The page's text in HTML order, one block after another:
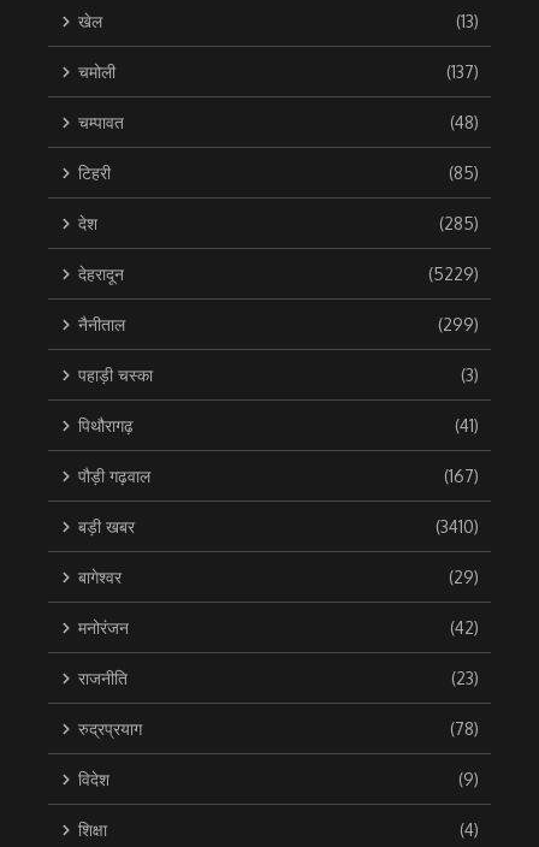
खेल (13)
चमोली (137)
चम्पावत (48)
टिहरी (85)
देश (285)
देहरादून (5229)
नैनीताल (299)
पहाड़ी चस्का (3)
पिथौरागढ़ (41)
पौड़ी गढ़वाल (167)
बड़ी खबर (3410)
बागेश्वर (29)
मनोरंजन (42)
राजनीति (23)
रुद्रप्रयाग (78)
विदेश (9)
शिक्षा (4)